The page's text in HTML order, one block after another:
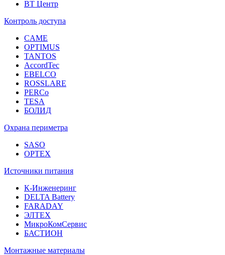
ВТ Центр
Контроль доступа
CAME
OPTIMUS
TANTOS
AccordTec
EBELCO
ROSSLARE
PERCo
TESA
БОЛИД
Охрана периметра
SASO
OPTEX
Источники питания
К-Инженеринг
DELTA Battery
FARADAY
ЭЛТЕХ
МикроКомСервис
БАСТИОН
Монтажные материалы